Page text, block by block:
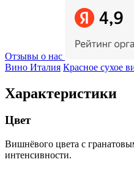
Отзывы о нас
Вино Италия Красное сухое
Характеристики
Цвет
Вишнёвого цвета с
интенсивности.